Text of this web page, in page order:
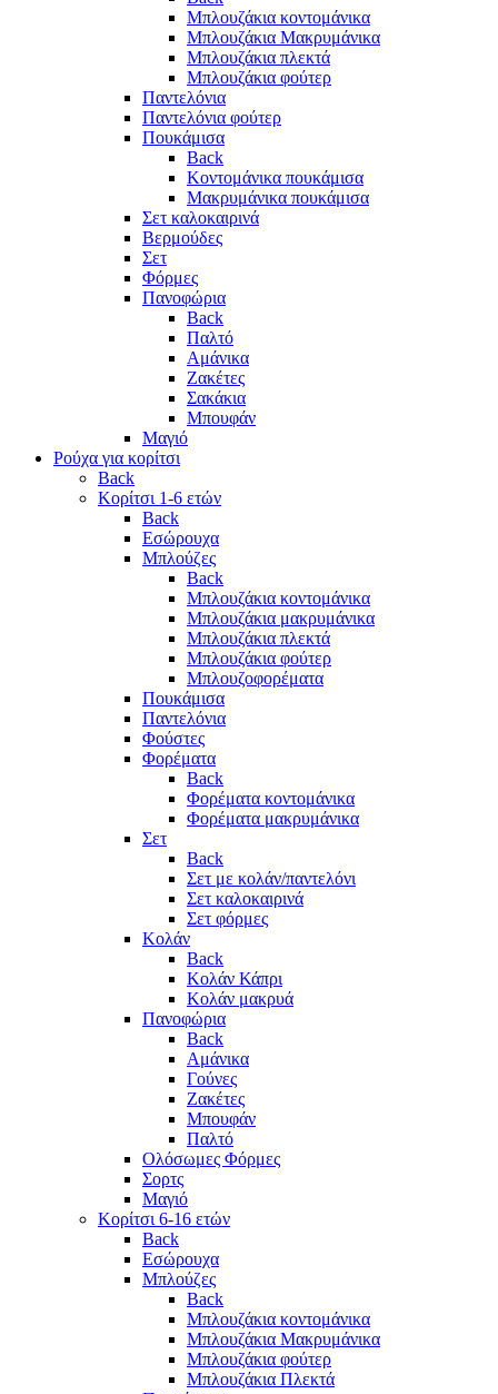
Μπλουζάκια κοντομάνικα
Μπλουζάκια Μακρυμάνικα
Μπλουζάκια πλεκτά
Μπλουζάκια φούτερ
Παντελόνια
Παντελόνια φούτερ
Πουκάμισα
Back
Κοντομάνικα πουκάμισα
Μακρυμάνικα πουκάμισα
Σετ καλοκαιρινά
Βερμούδες
Σετ
Φόρμες
Πανοφώρια
Back
Παλτό
Αμάνικα
Ζακέτες
Σακάκια
Μπουφάν
Μαγιό
Ρούχα για κορίτσι
Back
Κορίτσι 1-6 ετών
Back
Εσώρουχα
Μπλούζες
Back
Μπλουζάκια κοντομάνικα
Μπλουζάκια μακρυμάνικα
Μπλουζάκια πλεκτά
Μπλουζάκια φούτερ
Μπλουζοφορέματα
Πουκάμισα
Παντελόνια
Φούστες
Φορέματα
Back
Φορέματα κοντομάνικα
Φορέματα μακρυμάνικα
Σετ
Back
Σετ με κολάν/παντελόνι
Σετ καλοκαιρινά
Σετ φόρμες
Κολάν
Back
Κολάν Κάπρι
Κολάν μακρυά
Πανοφώρια
Back
Αμάνικα
Γούνες
Ζακέτες
Μπουφάν
Παλτό
Ολόσωμες Φόρμες
Σορτς
Μαγιό
Κορίτσι 6-16 ετών
Back
Εσώρουχα
Μπλούζες
Back
Μπλουζάκια κοντομάνικα
Μπλουζάκια Μακρυμάνικα
Μπλουζάκια φούτερ
Μπλουζάκια Πλεκτά